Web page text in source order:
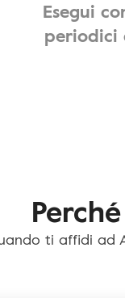
Esegui
periodici
ti affidi ad